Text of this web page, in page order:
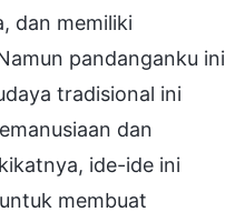
dan memiliki
pandanganku ini
tradisional ini
dan
ide-ide ini
membuat